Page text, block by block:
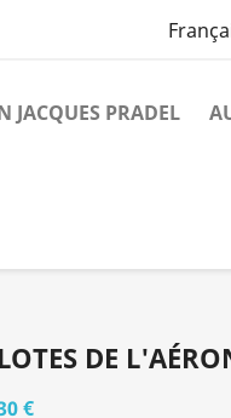
JACQUES PRADEL
DE
€